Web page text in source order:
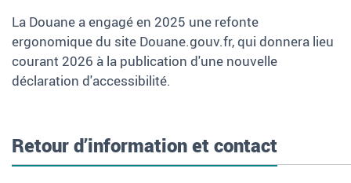
La Douane a engagé en 2025 une refonte
ergonomique du site Douane.gouv.fr, qui donnera lieu
courant 2026 à la publication d'une nouvelle
déclaration d'accessibilité.
Retour d’information et contact